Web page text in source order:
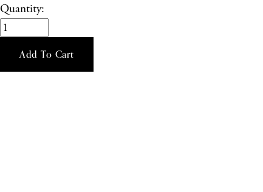
Quantity:
Add To Cart